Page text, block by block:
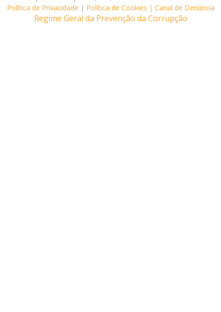
Política de Privacidade | Política de Cookies | Canal de Denúncia
Regime Geral da Prevenção da Corrupção